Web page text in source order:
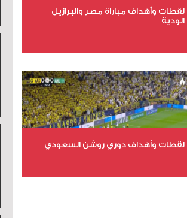
لقطات وأهداف مباراة مصر والبرازيل
الودية
عدد المشاهدات 16166
لقطات وأهداف دوري روشن السعودي